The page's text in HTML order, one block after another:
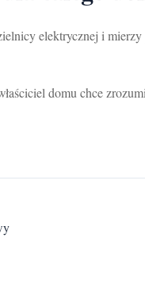
elektrycznej i
domu chce